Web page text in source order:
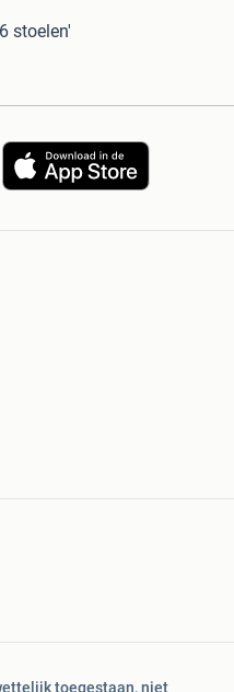
stoelen'
toegestaan, niet